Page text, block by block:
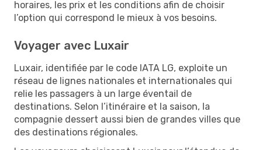
horaires, les prix et les conditions afin de choisir
l’option qui correspond le mieux à vos besoins.
Voyager avec Luxair
Luxair, identifiée par le code IATA LG, exploite un
réseau de lignes nationales et internationales qui
relie les passagers à un large éventail de
destinations. Selon l’itinéraire et la saison, la
compagnie dessert aussi bien de grandes villes que
des destinations régionales.